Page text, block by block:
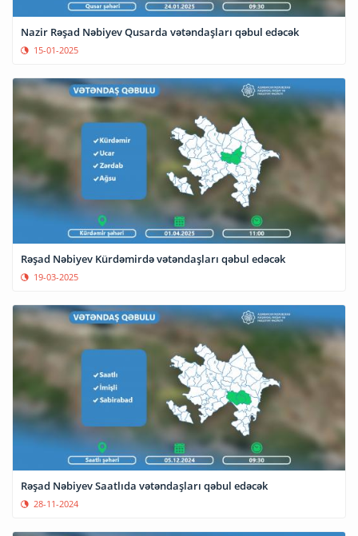
Nazir Rəşad Nəbiyev Qusarda vətəndaşları qəbul edəcək
15-01-2025
Rəşad Nəbiyev Kürdəmirdə vətəndaşları qəbul edəcək
19-03-2025
Rəşad Nəbiyev Saatlıda vətəndaşları qəbul edəcək
28-11-2024